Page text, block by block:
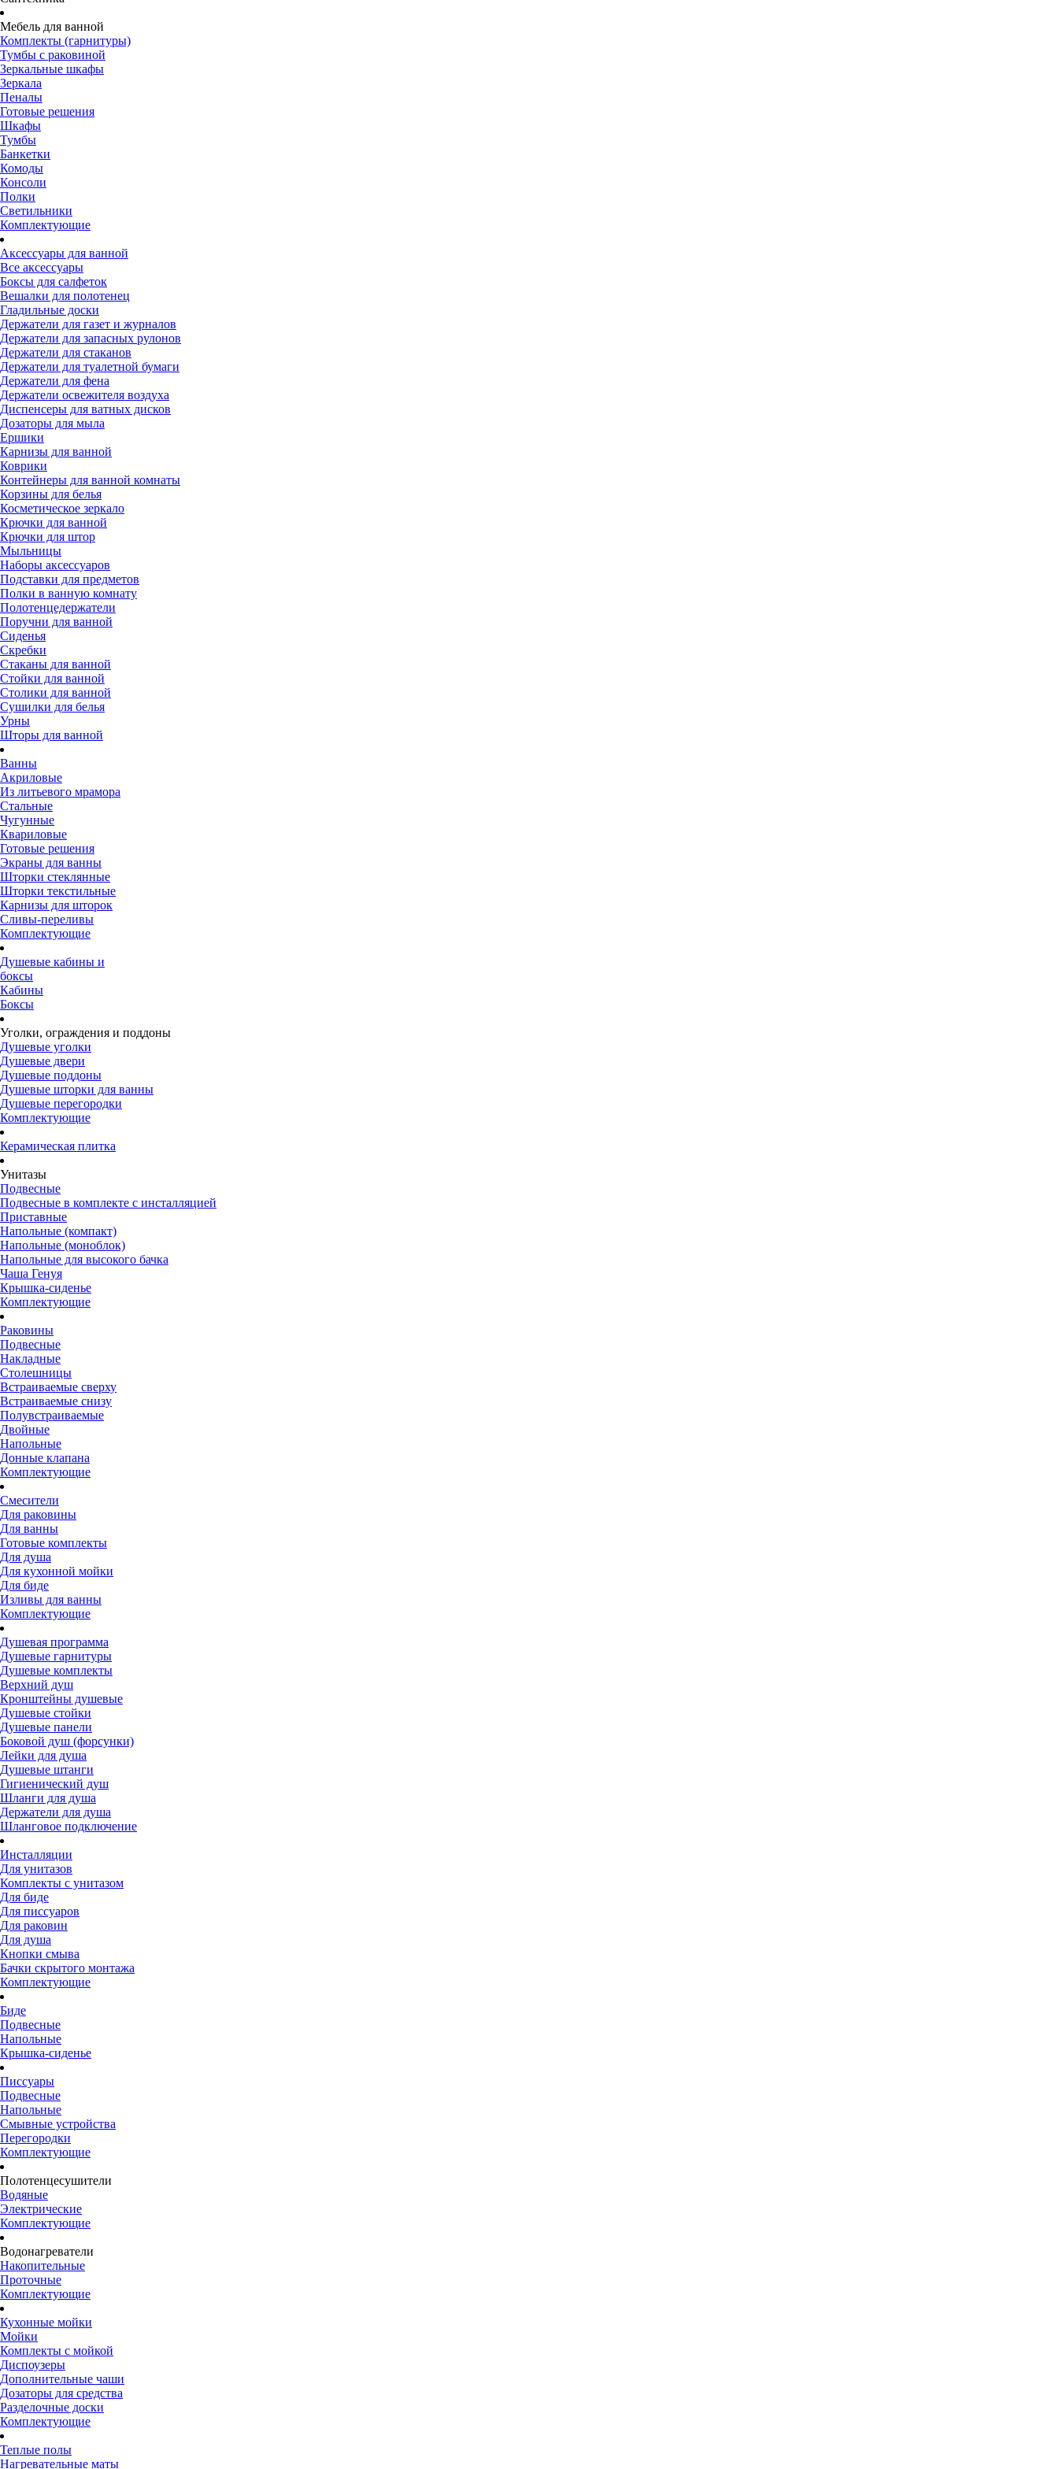
Мебель для ванной
Комплекты (гарнитуры)
Тумбы с раковиной
Зеркальные шкафы
Зеркала
Пеналы
Готовые решения
Шкафы
Тумбы
Банкетки
Комоды
Консоли
Полки
Светильники
Комплектующие
Аксессуары для ванной
Все аксессуары
Боксы для салфеток
Вешалки для полотенец
Гладильные доски
Держатели для газет и журналов
Держатели для запасных рулонов
Держатели для стаканов
Держатели для туалетной бумаги
Держатели для фена
Держатели освежителя воздуха
Диспенсеры для ватных дисков
Дозаторы для мыла
Ершики
Карнизы для ванной
Коврики
Контейнеры для ванной комнаты
Корзины для белья
Косметическое зеркало
Крючки для ванной
Крючки для штор
Мыльницы
Наборы аксессуаров
Подставки для предметов
Полки в ванную комнату
Полотенцедержатели
Поручни для ванной
Сиденья
Скребки
Стаканы для ванной
Стойки для ванной
Столики для ванной
Сушилки для белья
Урны
Шторы для ванной
Ванны
Акриловые
Из литьевого мрамора
Стальные
Чугунные
Квариловые
Готовые решения
Экраны для ванны
Шторки стеклянные
Шторки текстильные
Карнизы для шторок
Сливы-переливы
Комплектующие
Душевые кабины и
боксы
Кабины
Боксы
Уголки, ограждения и поддоны
Душевые уголки
Душевые двери
Душевые поддоны
Душевые шторки для ванны
Душевые перегородки
Комплектующие
Керамическая плитка
Унитазы
Подвесные
Подвесные в комплекте с инсталляцией
Приставные
Напольные (компакт)
Напольные (моноблок)
Напольные для высокого бачка
Чаша Генуя
Крышка-сиденье
Комплектующие
Раковины
Подвесные
Накладные
Столешницы
Встраиваемые сверху
Встраиваемые снизу
Полувстраиваемые
Двойные
Напольные
Донные клапана
Комплектующие
Смесители
Для раковины
Для ванны
Готовые комплекты
Для душа
Для кухонной мойки
Для биде
Изливы для ванны
Комплектующие
Душевая программа
Душевые гарнитуры
Душевые комплекты
Верхний душ
Кронштейны душевые
Душевые стойки
Душевые панели
Боковой душ (форсунки)
Лейки для душа
Душевые штанги
Гигиенический душ
Шланги для душа
Держатели для душа
Шланговое подключение
Инсталляции
Для унитазов
Комплекты с унитазом
Для биде
Для писсуаров
Для раковин
Для душа
Кнопки смыва
Бачки скрытого монтажа
Комплектующие
Биде
Подвесные
Напольные
Крышка-сиденье
Писсуары
Подвесные
Напольные
Смывные устройства
Перегородки
Комплектующие
Полотенцесушители
Водяные
Электрические
Комплектующие
Водонагреватели
Накопительные
Проточные
Комплектующие
Кухонные мойки
Мойки
Комплекты с мойкой
Диспоузеры
Дополнительные чаши
Дозаторы для средства
Разделочные доски
Комплектующие
Теплые полы
Нагревательные маты